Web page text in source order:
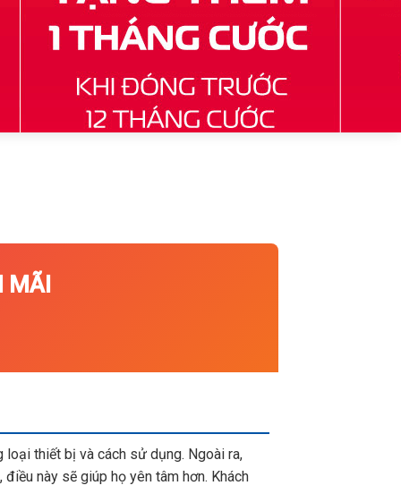
MÃI
thiết bị và cách sử dụng. Ngoài ra,
này sẽ giúp họ yên tâm hơn. Khách